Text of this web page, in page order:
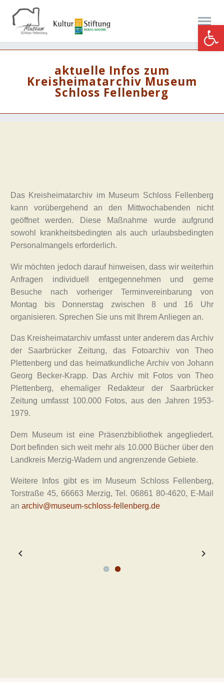
aktuelle Infos zum
Kreisheimatarchiv Museum
Schloss Fellenberg
Das Kreisheimatarchiv im Museum Schloss Fellenberg
kann vorübergehend an den Mittwochabenden nicht
geöffnet werden. Diese Maßnahme wurde aufgrund
sowohl krankheitsbedingten als auch urlaubsbedingten
Personalmangels erforderlich.
Wir möchten jedoch darauf hinweisen, dass wir weiterhin
Anfragen individuell entgegennehmen und gerne
Besuche nach vorheriger Terminvereinbarung von
Montag bis Donnerstag zwischen 8 und 16 Uhr
organisieren. Sprechen Sie uns mit Ihrem Anliegen an.
Das Kreisheimatarchiv umfasst unter anderem das Archiv
der Saarbrücker Zeitung, das Fotoarchiv von Theo
Plettenberg und das heimatkundliche Archiv von Johann
Georg Becker-Krapp. Das Archiv mit Fotos von Theo
Plettenberg, ehemaliger Redakteur der Saarbrücker
Zeitung umfasst 100.000 Fotos, aus den Jahren 1953-
1979.
Dem Museum ist eine Präsenzbibliothek angegliedert.
Dort befinden sich weit mehr als 10.000 Bücher über den
Landkreis Merzig-Wadern und angrenzende Gebiete.
Weitere Infos gibt es im Museum Schloss Fellenberg,
Torstraße 45, 66663 Merzig, Tel. 06861 80-4620, E-Mail
an archiv@museum-schloss-fellenberg.de